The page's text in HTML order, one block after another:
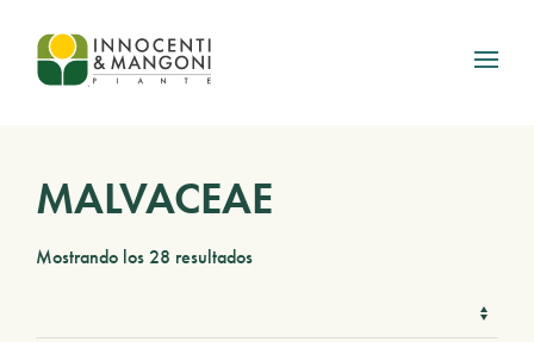
Skip to main content
MALVACEAE
Mostrando los 28 resultados